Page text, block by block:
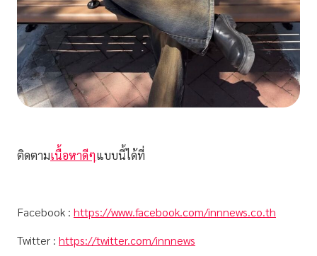
ติดตามเนื้อหาดีๆแบบนี้ได้ที่
Facebook : https://www.facebook.com/innnews.co.th
Twitter : https://twitter.com/innnews